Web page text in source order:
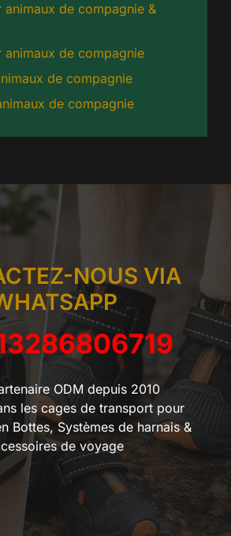
animaux de compagnie &
animaux de compagnie
de compagnie
de compagnie
NOUS VIA
ODM depuis 2010
les cages de transport pour
Bottes, Systèmes de harnais &
de voyage